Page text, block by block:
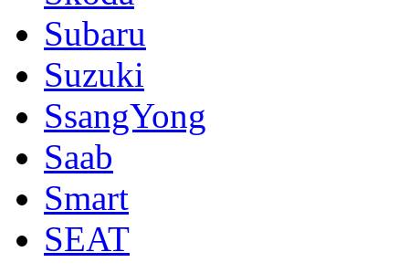
Subaru
Suzuki
SsangYong
Saab
Smart
SEAT